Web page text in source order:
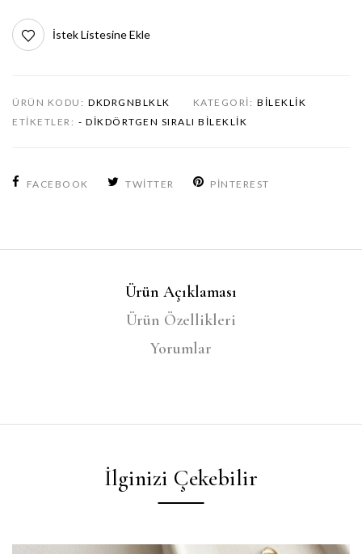
İstek Listesine Ekle
ÜRÜN KODU: DKDRGNBLKLK KATEGORI: BILEKLIK
ETIKETLER: - DIKDÖRTGEN SIRALI BILEKLIK
FACEBOOK TWITTER PINTEREST
Ürün Açıklaması
Ürün Özellikleri
Yorumlar
İlginizi Çekebilir